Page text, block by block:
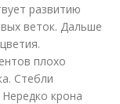
развитию
веток. Дальше
плохо
Стебли
крона